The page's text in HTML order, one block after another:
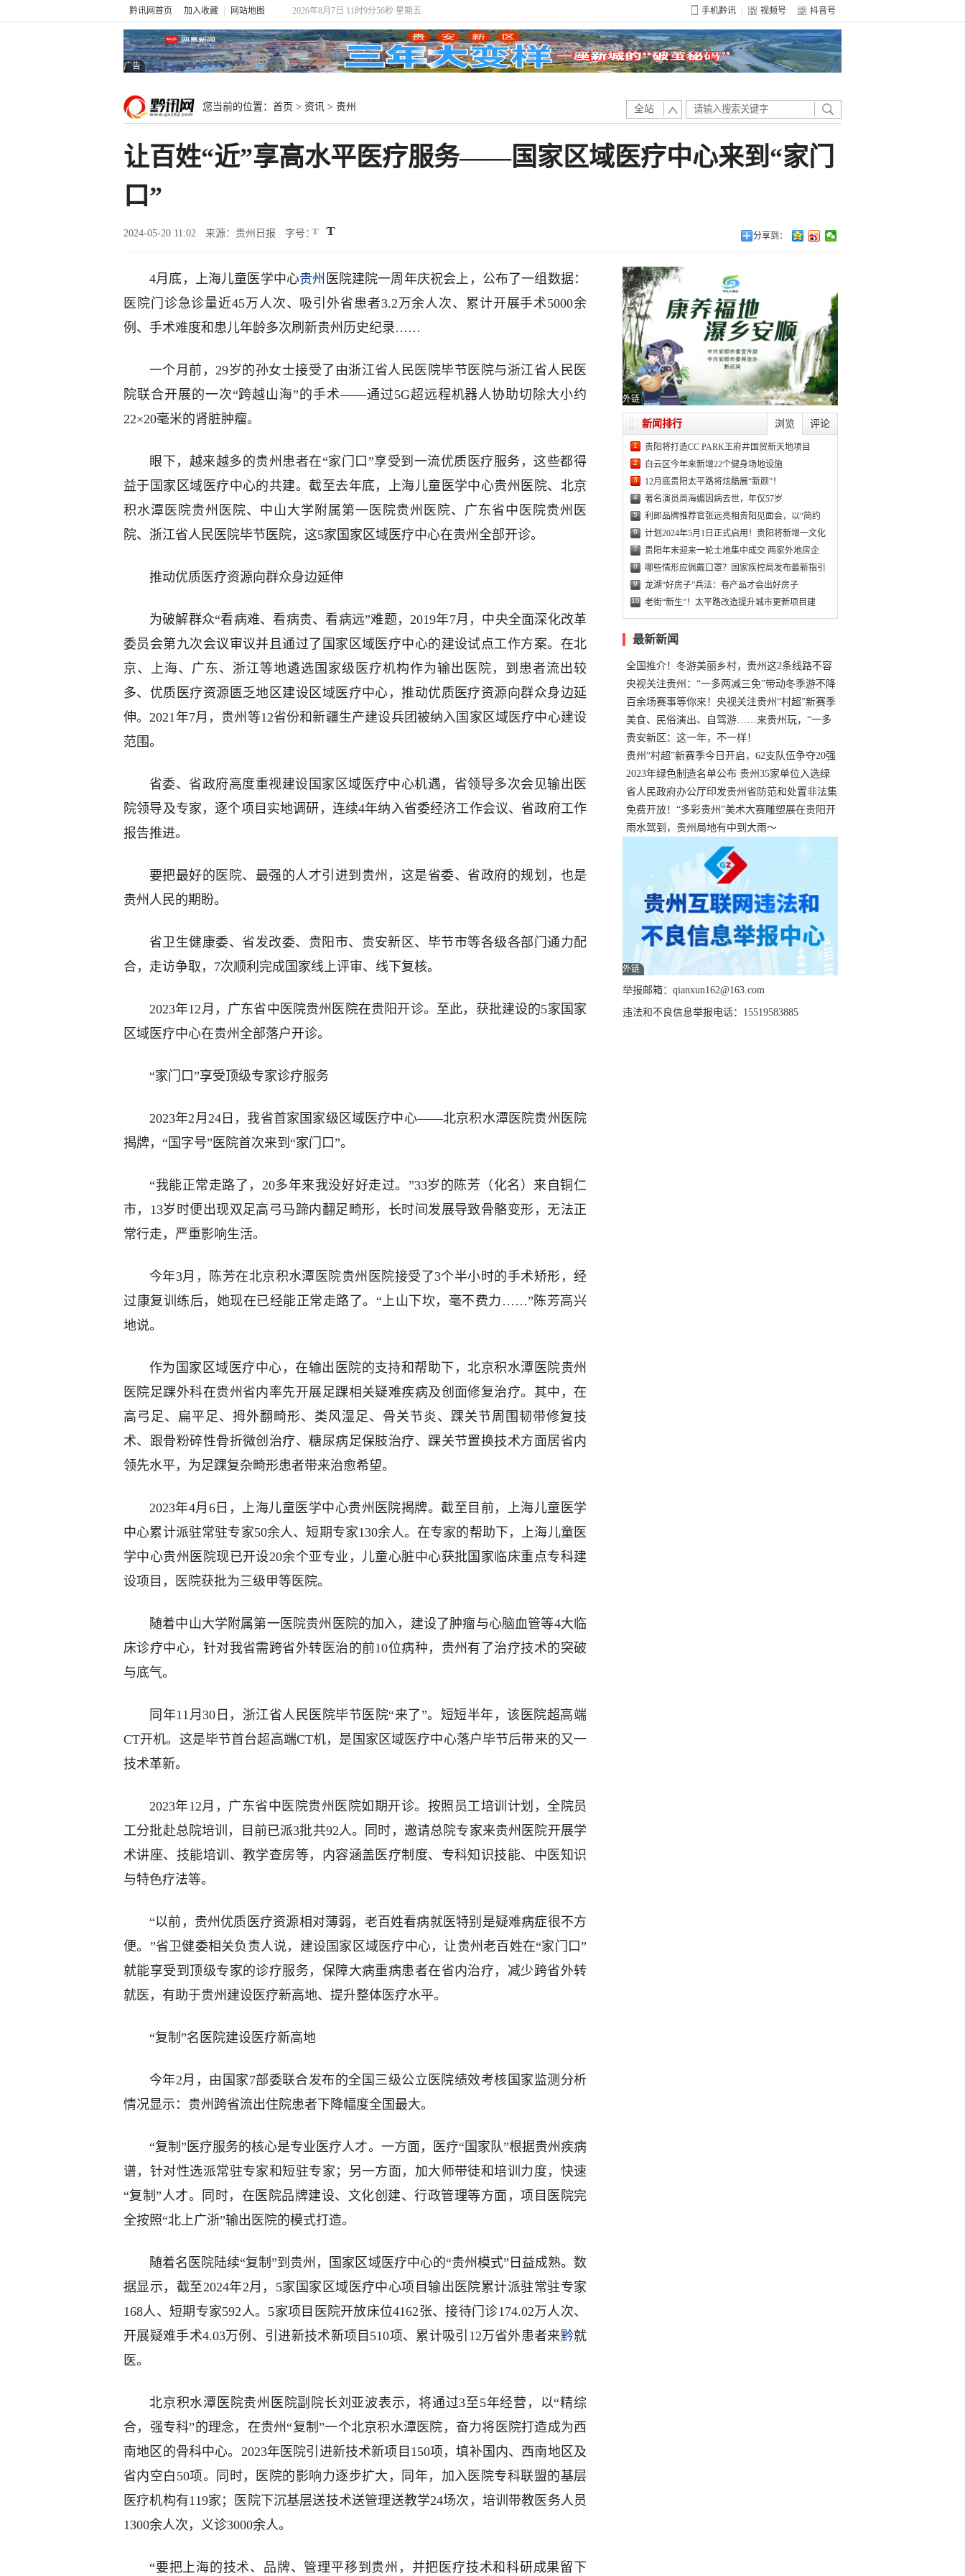
黔讯网首页 加入收藏 网站地图 2026年8月7日 11时9分57秒 星期五 手机黔讯 视频号 抖音号
广告
您当前的位置： 首页 > 资讯 > 贵州 全站
让百姓“近”享高水平医疗服务——国家区域医疗中心来到“家门
口”
2024-05-20 11:02 来源：贵州日报 字号： 分享到：
4月底，上海儿童医学中心贵州 医院建院一周年庆祝会上，公布了一组数据：
医院门诊急诊量近45万人次、吸引外省患者3.2万余人次、累计开展手术5000余
例、手术难度和患儿年龄多次刷新贵州历史纪录……
一个月前，29岁的孙女士接受了由浙江省人民医院毕节医院与浙江省人民医
院联合开展的一次“跨越山海”的手术——通过5G超远程机器人协助切除大小约
22×20毫米的肾脏肿瘤。
眼下，越来越多的贵州患者在“家门口”享受到一流优质医疗服务，这些都得
益于国家区域医疗中心的共建。截至去年底，上海儿童医学中心贵州医院、北京
积水潭医院贵州医院、中山大学附属第一医院贵州医院、广东省中医院贵州医
院、浙江省人民医院毕节医院，这5家国家区域医疗中心在贵州全部开诊。
推动优质医疗资源向群众身边延伸
为破解群众“看病难、看病贵、看病远”难题，2019年7月，中央全面深化改革
委员会第九次会议审议并且通过了国家区域医疗中心的建设试点工作方案。在北
京、上海、广东、浙江等地遴选国家级医疗机构作为输出医院，到患者流出较
多、优质医疗资源匮乏地区建设区域医疗中心，推动优质医疗资源向群众身边延
伸。2021年7月，贵州等12省份和新疆生产建设兵团被纳入国家区域医疗中心建设
范围。
省委、省政府高度重视建设国家区域医疗中心机遇，省领导多次会见输出医
院领导及专家，逐个项目实地调研，连续4年纳入省委经济工作会议、省政府工作
报告推进。
要把最好的医院、最强的人才引进到贵州，这是省委、省政府的规划，也是
贵州人民的期盼。
省卫生健康委、省发改委、贵阳市、贵安新区、毕节市等各级各部门通力配
合，走访争取，7次顺利完成国家线上评审、线下复核。
2023年12月，广东省中医院贵州医院在贵阳开诊。至此，获批建设的5家国家
区域医疗中心在贵州全部落户开诊。
“家门口”享受顶级专家诊疗服务
2023年2月24日，我省首家国家级区域医疗中心——北京积水潭医院贵州医院
揭牌，“国字号”医院首次来到“家门口”。
“我能正常走路了，20多年来我没好好走过。”33岁的陈芳（化名）来自铜仁
市，13岁时便出现双足高弓马蹄内翻足畸形，长时间发展导致骨骼变形，无法正
常行走，严重影响生活。
今年3月，陈芳在北京积水潭医院贵州医院接受了3个半小时的手术矫形，经
过康复训练后，她现在已经能正常走路了。“上山下坎，毫不费力……”陈芳高兴
地说。
作为国家区域医疗中心，在输出医院的支持和帮助下，北京积水潭医院贵州
医院足踝外科在贵州省内率先开展足踝相关疑难疾病及创面修复治疗。其中，在
高弓足、扁平足、拇外翻畸形、类风湿足、骨关节炎、踝关节周围韧带修复技
术、跟骨粉碎性骨折微创治疗、糖尿病足保肢治疗、踝关节置换技术方面居省内
领先水平，为足踝复杂畸形患者带来治愈希望。
2023年4月6日，上海儿童医学中心贵州医院揭牌。截至目前，上海儿童医学
中心累计派驻常驻专家50余人、短期专家130余人。在专家的帮助下，上海儿童医
学中心贵州医院现已开设20余个亚专业，儿童心脏中心获批国家临床重点专科建
设项目，医院获批为三级甲等医院。
随着中山大学附属第一医院贵州医院的加入，建设了肿瘤与心脑血管等4大临
床诊疗中心，针对我省需跨省外转医治的前10位病种，贵州有了治疗技术的突破
与底气。
同年11月30日，浙江省人民医院毕节医院“来了”。短短半年，该医院超高端
CT开机。这是毕节首台超高端CT机，是国家区域医疗中心落户毕节后带来的又一
技术革新。
2023年12月，广东省中医院贵州医院如期开诊。按照员工培训计划，全院员
工分批赴总院培训，目前已派3批共92人。同时，邀请总院专家来贵州医院开展学
术讲座、技能培训、教学查房等，内容涵盖医疗制度、专科知识技能、中医知识
与特色疗法等。
“以前，贵州优质医疗资源相对薄弱，老百姓看病就医特别是疑难病症很不方
便。”省卫健委相关负责人说，建设国家区域医疗中心，让贵州老百姓在“家门口”
就能享受到顶级专家的诊疗服务，保障大病重病患者在省内治疗，减少跨省外转
就医，有助于贵州建设医疗新高地、提升整体医疗水平。
“复制”名医院建设医疗新高地
今年2月，由国家7部委联合发布的全国三级公立医院绩效考核国家监测分析
情况显示：贵州跨省流出住院患者下降幅度全国最大。
“复制”医疗服务的核心是专业医疗人才。一方面，医疗“国家队”根据贵州疾病
谱，针对性选派常驻专家和短驻专家；另一方面，加大师带徒和培训力度，快速
“复制”人才。同时，在医院品牌建设、文化创建、行政管理等方面，项目医院完
全按照“北上广浙”输出医院的模式打造。
随着名医院陆续“复制”到贵州，国家区域医疗中心的“贵州模式”日益成熟。数
据显示，截至2024年2月，5家国家区域医疗中心项目输出医院累计派驻常驻专家
168人、短期专家592人。5家项目医院开放床位4162张、接待门诊174.02万人次、
开展疑难手术4.03万例、引进新技术新项目510项、累计吸引12万省外患者来黔就
医。
北京积水潭医院贵州医院副院长刘亚波表示，将通过3至5年经营，以“精综
合，强专科”的理念，在贵州“复制”一个北京积水潭医院，奋力将医院打造成为西
南地区的骨科中心。2023年医院引进新技术新项目150项，填补国内、西南地区及
省内空白50项。同时，医院的影响力逐步扩大，同年，加入医院专科联盟的基层
医疗机构有119家；医院下沉基层送技术送管理送教学24场次，培训带教医务人员
1300余人次，义诊3000余人。
“要把上海的技术、品牌、管理平移到贵州，并把医疗技术和科研成果留下
外链
浏览 评论
新闻排行
1 贵阳将打造CC PARK王府井国贸新天地项目
2 白云区今年来新增22个健身场地设施
3 12月底贵阳太平路将炫酷展“新颜”！
4 著名演员周海媚因病去世，年仅57岁
5 利郎品牌推荐官张远亮相贵阳见面会，以“简约
6 计划2024年5月1日正式启用！贵阳将新增一文化
7 贵阳年末迎来一轮土地集中成交 两家外地房企
8 哪些情形应佩戴口罩？国家疾控局发布最新指引
9 龙湖“好房子”兵法：卷产品才会出好房子
10 老街“新生”！太平路改造提升城市更新项目建
最新新闻
全国推介！冬游美丽乡村，贵州这2条线路不容
错过
央视关注贵州：“一多两减三免”带动冬季游不降
温
百余场赛事等你来！央视关注贵州“村超”新赛季
正式“打响”
美食、民俗演出、自驾游……来贵州玩，“一多
两减三免”！
贵安新区：这一年，不一样！
贵州“村超”新赛季今日开启，62支队伍争夺20强
名额
2023年绿色制造名单公布 贵州35家单位入选绿
色工厂
省人民政府办公厅印发贵州省防范和处置非法集
资工作实施细则
免费开放！“多彩贵州”美术大赛雕塑展在贵阳开
展，持续至1月19日
雨水驾到，贵州局地有中到大雨～
外链
举报邮箱：qianxun162@163.com
违法和不良信息举报电话：15519583885